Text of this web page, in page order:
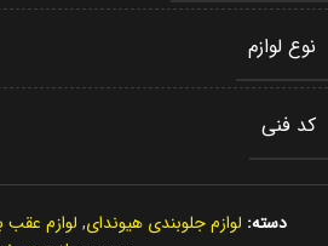
نوع لوازم
کد فنی
دسته: لوازم جلوبندی هیوندای, لوازم عقب